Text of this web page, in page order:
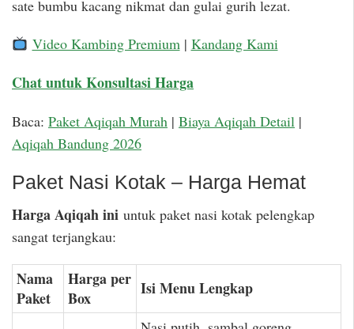
sate bumbu kacang nikmat dan gulai gurih lezat.
Video Kambing Premium| Kandang Kami
Chat untuk Konsultasi Harga
Baca: Paket Aqiqah Murah | Biaya Aqiqah Detail |
Aqiqah Bandung 2026
Paket Nasi Kotak – Harga Hemat
Harga Aqiqah ini untuk paket nasi kotak pelengkap
sangat terjangkau:
Nama
Paket
Harga per
Box
Isi Menu Lengkap